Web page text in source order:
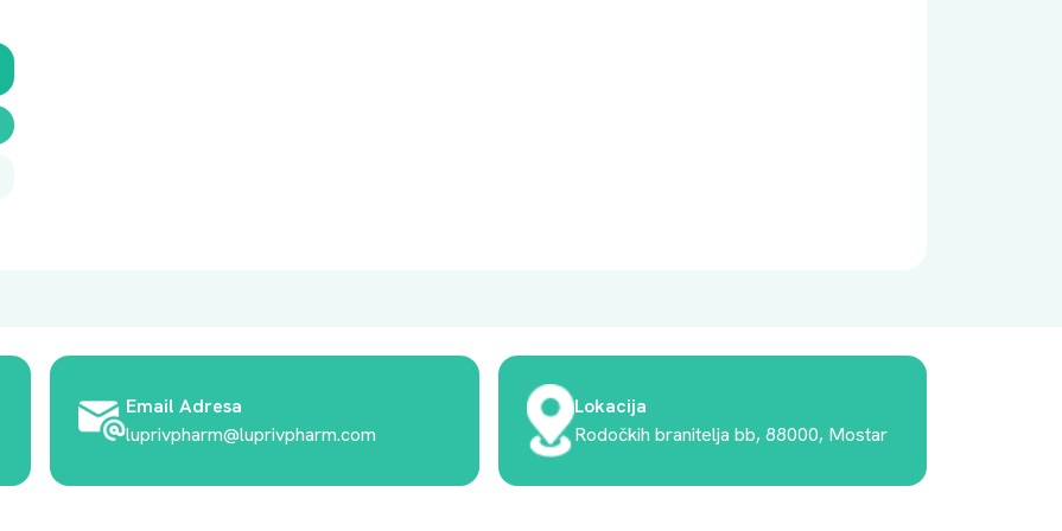
Email Adresa
luprivpharm@luprivpharm.com
Lokacija
Rodočkih branitelja bb, 88000, Mostar